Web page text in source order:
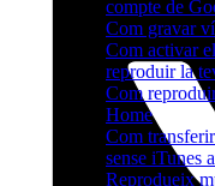
compte de
Com gravar
Com activar
reproduir la
Com
Home
Com
sense iTunes
Reprodueix